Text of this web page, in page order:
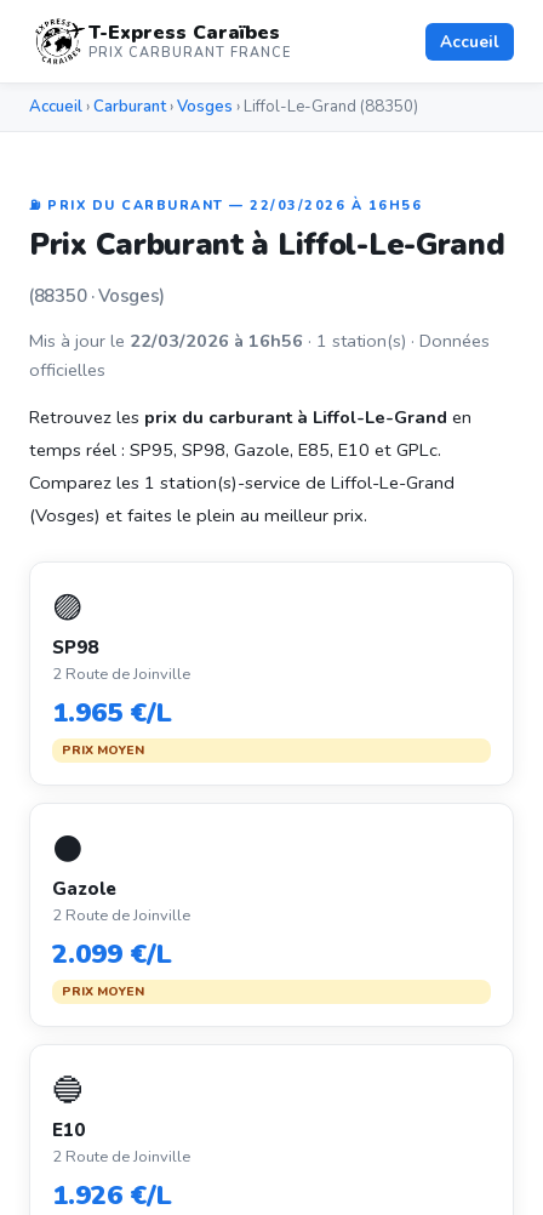
T-Express Caraïbes
PRIX CARBURANT FRANCE Accueil
Accueil ›Carburant›Vosges › Liffol-Le-Grand (88350)
⛽ PRIX DU CARBURANT — 22/03/2026 À 16H56
Prix Carburant à Liffol-Le-Grand
(88350 · Vosges)
Mis à jour le 22/03/2026 à 16h56 · 1 station(s) · Données
officielles
Retrouvez les prix du carburant à Liffol-Le-Grand en
temps réel : SP95, SP98, Gazole, E85, E10 et GPLc.
Comparez les 1 station(s)-service de Liffol-Le-Grand
(Vosges) et faites le plein au meilleur prix.
🟣
SP98
2 Route de Joinville
1.965 €/L
PRIX MOYEN
⚫
Gazole
2 Route de Joinville
2.099 €/L
PRIX MOYEN
🔵
E10
2 Route de Joinville
1.926 €/L